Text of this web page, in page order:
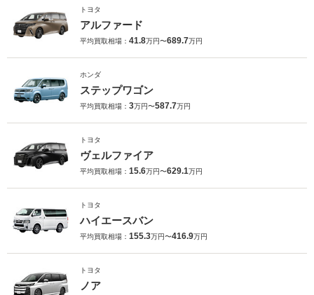
トヨタ
アルファード
平均買取相場： 41.8万円〜689.7万円
ホンダ
ステップワゴン
平均買取相場： 3万円〜587.7万円
トヨタ
ヴェルファイア
平均買取相場： 15.6万円〜629.1万円
トヨタ
ハイエースバン
平均買取相場： 155.3万円〜416.9万円
トヨタ
ノア